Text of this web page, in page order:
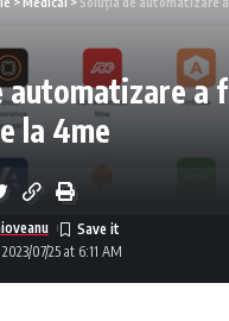
automatizare a
la 4me
07/25 at 6:11 AM